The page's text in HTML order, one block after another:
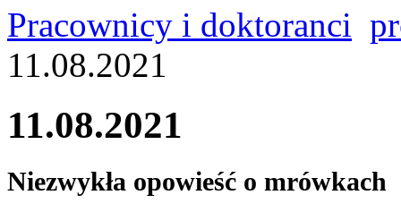
Pracownicy i doktoranci
11.08.2021
11.08.2021
Niezwykła opowieść o mrówkach